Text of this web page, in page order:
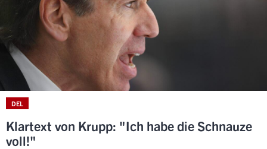
DEL
Klartext von Krupp: "Ich habe die Schnauze
voll!"